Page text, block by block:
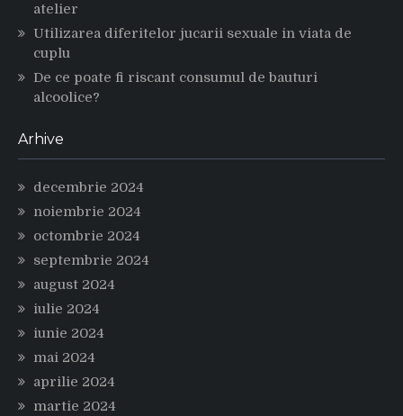
atelier
Utilizarea diferitelor jucarii sexuale in viata de
cuplu
De ce poate fi riscant consumul de bauturi
alcoolice?
Arhive
decembrie 2024
noiembrie 2024
octombrie 2024
septembrie 2024
august 2024
iulie 2024
iunie 2024
mai 2024
aprilie 2024
martie 2024